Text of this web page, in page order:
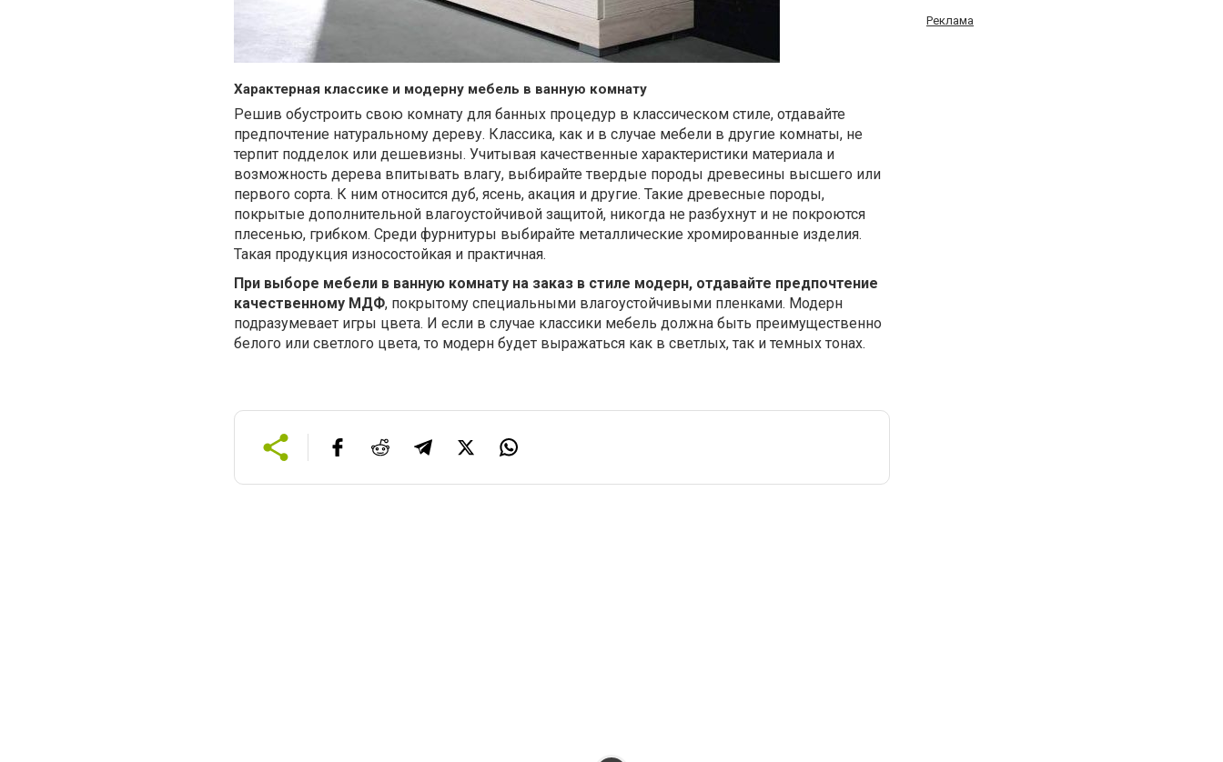
Характерная классике и модерну мебель в ванную комнату
Решив обустроить свою комнату для банных процедур в классическом стиле, отдавайте
предпочтение натуральному дереву. Классика, как и в случае мебели в другие комнаты, не
терпит подделок или дешевизны. Учитывая качественные характеристики материала и
возможность дерева впитывать влагу, выбирайте твердые породы древесины высшего или
первого сорта. К ним относится дуб, ясень, акация и другие. Такие древесные породы,
покрытые дополнительной влагоустойчивой защитой, никогда не разбухнут и не покроются
плесенью, грибком. Среди фурнитуры выбирайте металлические хромированные изделия.
Такая продукция износостойкая и практичная.
При выборе мебели в ванную комнату на заказ в стиле модерн, отдавайте предпочтение
качественному МДФ, покрытому специальными влагоустойчивыми пленками. Модерн
подразумевает игры цвета. И если в случае классики мебель должна быть преимущественно
белого или светлого цвета, то модерн будет выражаться как в светлых, так и темных тонах.
Реклама